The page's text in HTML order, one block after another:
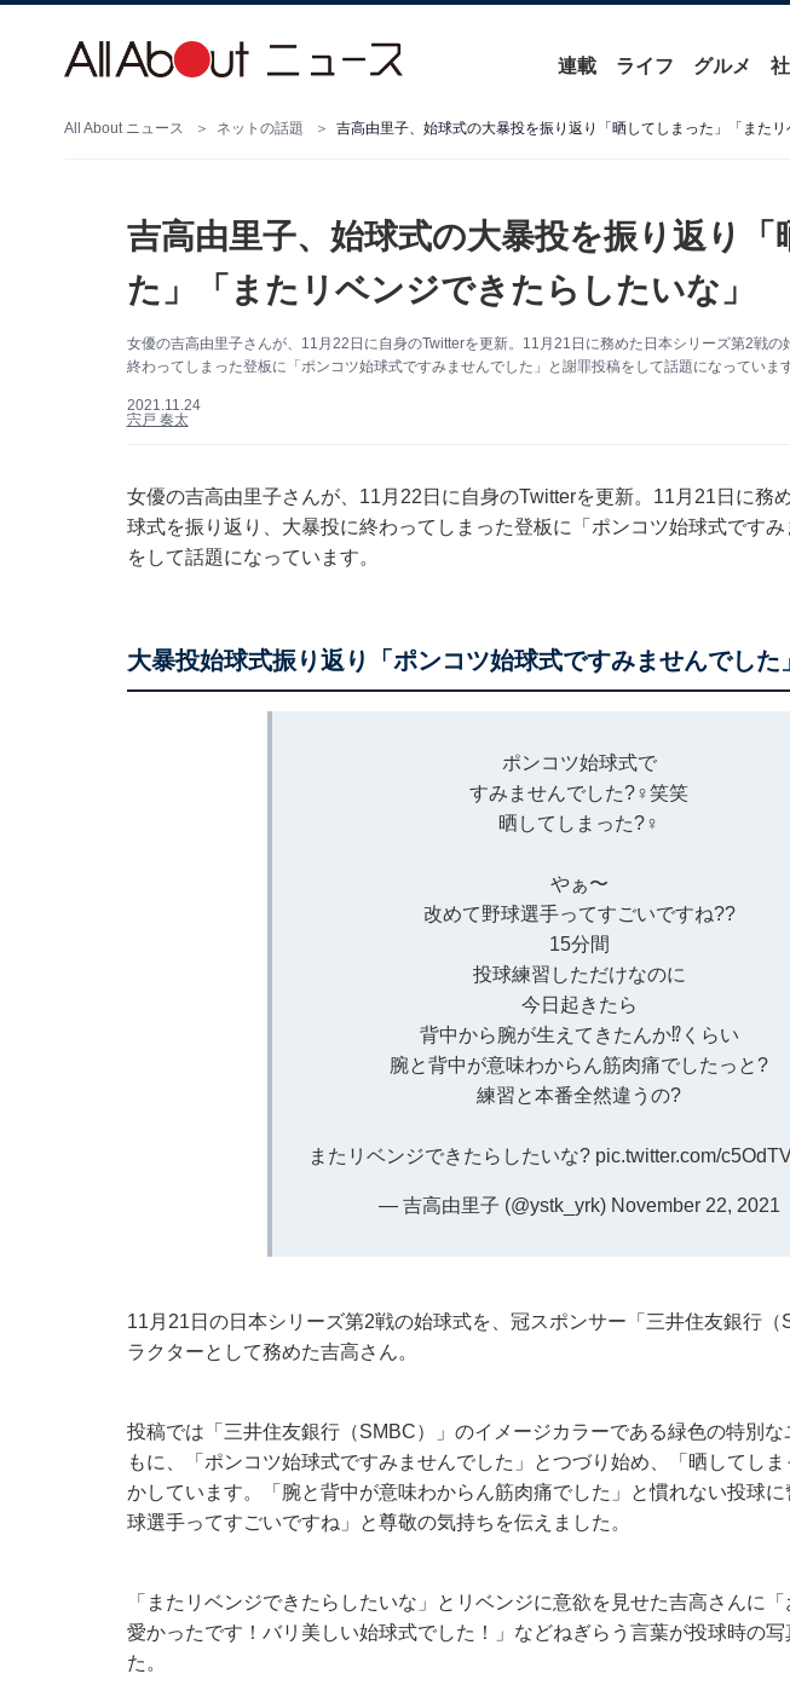
連載 ライフ グルメ
All About ニュース ネットの話題 吉高由里子、始球式の大暴投を振り返り「晒してしまった」「またリ
吉高由里子、始球式の大暴投を振り返り「
た」「またリベンジできたらしたいな」
女優の吉高由里子さんが、11月22日に自身のTwitterを更新。11月21日に務めた日本シリーズ第2戦の
終わってしまった登板に「ポンコツ始球式ですみませんでした」と謝罪投稿をして話題になっています
2021.11.24
宍戸 奏太
女優の吉高由里子さんが、11月22日に自身のTwitterを更新。11月21日に務
球式を振り返り、大暴投に終わってしまった登板に「ポンコツ始球式です
をして話題になっています。
大暴投始球式振り返り「ポンコツ始球式ですみませんでした」
ポンコツ始球式で
すみませんでした?‍♀️笑笑
晒してしまった?‍♀️
やぁ〜
改めて野球選手ってすごいですね?‍?
15分間
投球練習しただけなのに
今日起きたら
背中から腕が生えてきたんか⁉︎くらい
腕と背中が意味わからん筋肉痛でしたっと?
練習と本番全然違うの?
またリベンジできたらしたいな? pic.twitter.com/
— 吉高由里子 (@ystk_yrk) November 22, 2021
11月21日の日本シリーズ第2戦の始球式を、冠スポンサー「三井住友銀行（
ラクターとして務めた吉高さん。
投稿では「三井住友銀行（SMBC）」のイメージカラーである緑色の特別な
もに、「ポンコツ始球式ですみませんでした」とつづり始め、「晒してし
かしています。「腕と背中が意味わからん筋肉痛でした」と慣れない投球
球選手ってすごいですね」と尊敬の気持ちを伝えました。
「またリベンジできたらしたいな」とリベンジに意欲を見せた吉高さんに
愛かったです！バリ美しい始球式でした！」などねぎらう言葉が投球時の
た。